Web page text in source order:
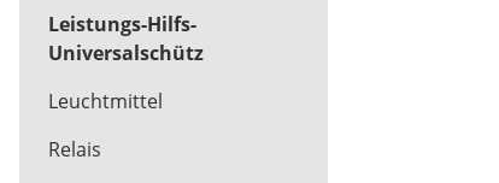
Leistungs-Hilfs-
Universalschütz
Leuchtmittel
Relais